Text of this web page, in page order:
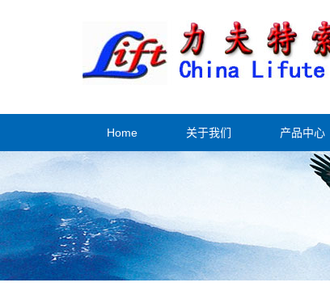
Home 关于我们 产品中心